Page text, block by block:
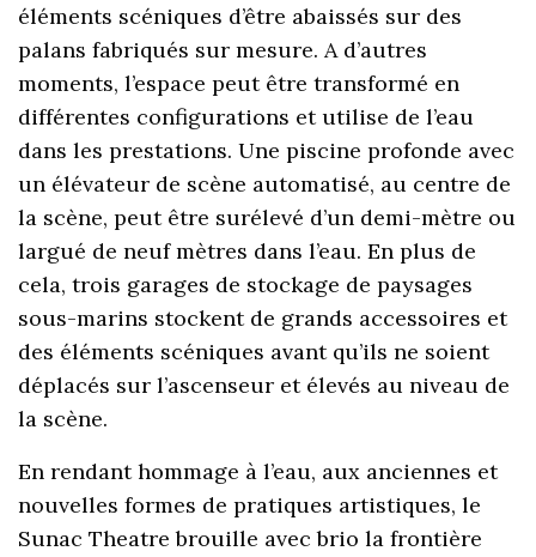
éléments scéniques d’être abaissés sur des
palans fabriqués sur mesure. A d’autres
moments, l’espace peut être transformé en
différentes configurations et utilise de l’eau
dans les prestations. Une piscine profonde avec
un élévateur de scène automatisé, au centre de
la scène, peut être surélevé d’un demi-mètre ou
largué de neuf mètres dans l’eau. En plus de
cela, trois garages de stockage de paysages
sous-marins stockent de grands accessoires et
des éléments scéniques avant qu’ils ne soient
déplacés sur l’ascenseur et élevés au niveau de
la scène.
En rendant hommage à l’eau, aux anciennes et
nouvelles formes de pratiques artistiques, le
Sunac Theatre brouille avec brio la frontière